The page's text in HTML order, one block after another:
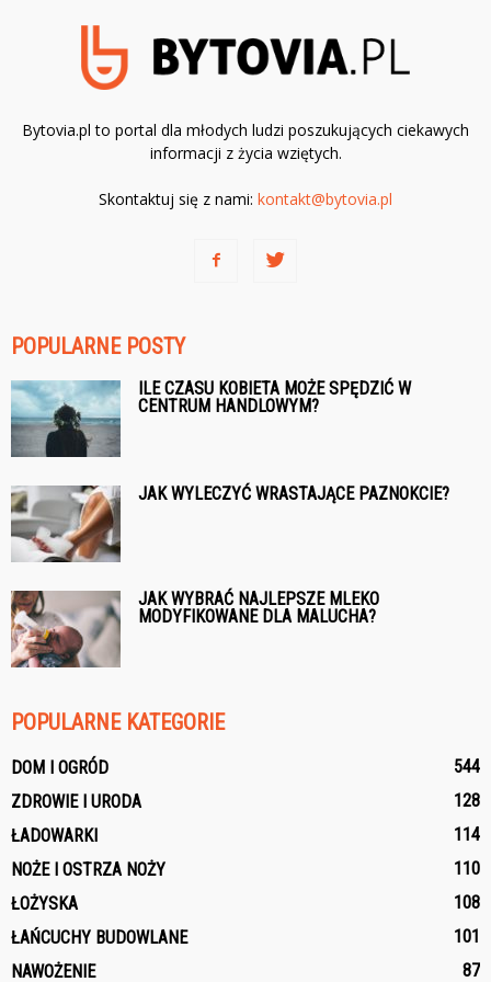
Bytovia.pl to portal dla młodych ludzi poszukujących ciekawych
informacji z życia wziętych.
Skontaktuj się z nami: kontakt@bytovia.pl
POPULARNE POSTY
ILE CZASU KOBIETA MOŻE SPĘDZIĆ W
CENTRUM HANDLOWYM?
JAK WYLECZYĆ WRASTAJĄCE PAZNOKCIE?
JAK WYBRAĆ NAJLEPSZE MLEKO
MODYFIKOWANE DLA MALUCHA?
POPULARNE KATEGORIE
DOM I OGRÓD
544
ZDROWIE I URODA
128
ŁADOWARKI
114
NOŻE I OSTRZA NOŻY
110
ŁOŻYSKA
108
ŁAŃCUCHY BUDOWLANE
101
NAWOŻENIE
87